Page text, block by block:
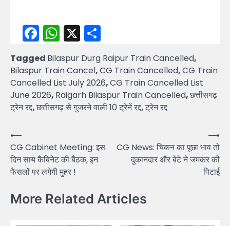
Facebook
WhatsApp
X
Tagged Bilaspur Durg Raipur Train Cancelled,
Bilaspur Train Cancel,CG Train Cancelled,CG Train
Cancelled List July 2026,CG Train Cancelled List
June 2026, Raigarh Bilaspur Train Cancelled,छत्तीसगढ़
ट्रेन रद्द,छत्तीसगढ़ से गुजरने वाली 10 ट्रेनें रद्द,ट्रेन रद्द
Post
navigation
⟵
CG Cabinet Meeting: इस
दिन साय कैबिनेट की बैठक, इन
फैसलों पर लगेगी मुहर !
CG News: चिकन का पूछा भाव तो
दुकानदार और बेटे ने जमकर की
पिटाई
⟶
More Related Articles